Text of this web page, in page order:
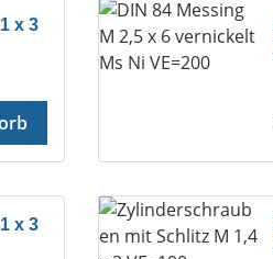
x 3
x 3